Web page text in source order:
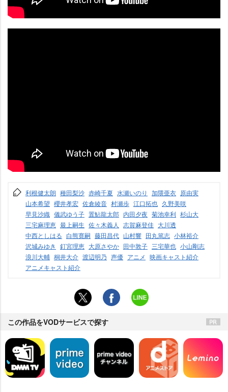
利根健太朗 種田梨沙 赤崎千夏 水瀬いのり 加隈亜衣 原由実
山本希望 櫻井孝宏 佐倉綾音 村瀬歩 江口拓也 久野美咲
早見沙織 儀武ゆう子 置鮎龍太郎 内田夕夜 菊池幸利 杉山大
三宅麻理恵 最上嗣生 佐々木義人 志賀麻登佳 大川透
中西としはる 白熊寛嗣 藤田昌代 山村響 田丸篤志 小林裕介
沢城みゆき 釘宮理恵 大原さやか 田中敦子 三宅華也 小山剛志
浪川大輔 桐井大介 渡辺明乃 声優 アニメ 映画キャスト紹介
アニメキャスト紹介
この作品をVODサービスで探す